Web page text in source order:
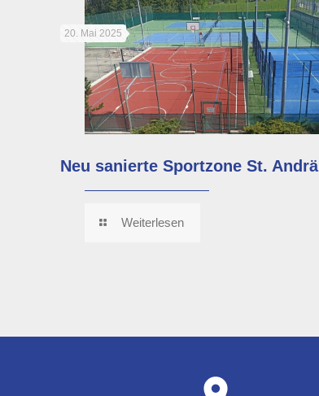
20. Mai 2025
Neu sanierte Sportzone St. Andrä
Weiterlesen